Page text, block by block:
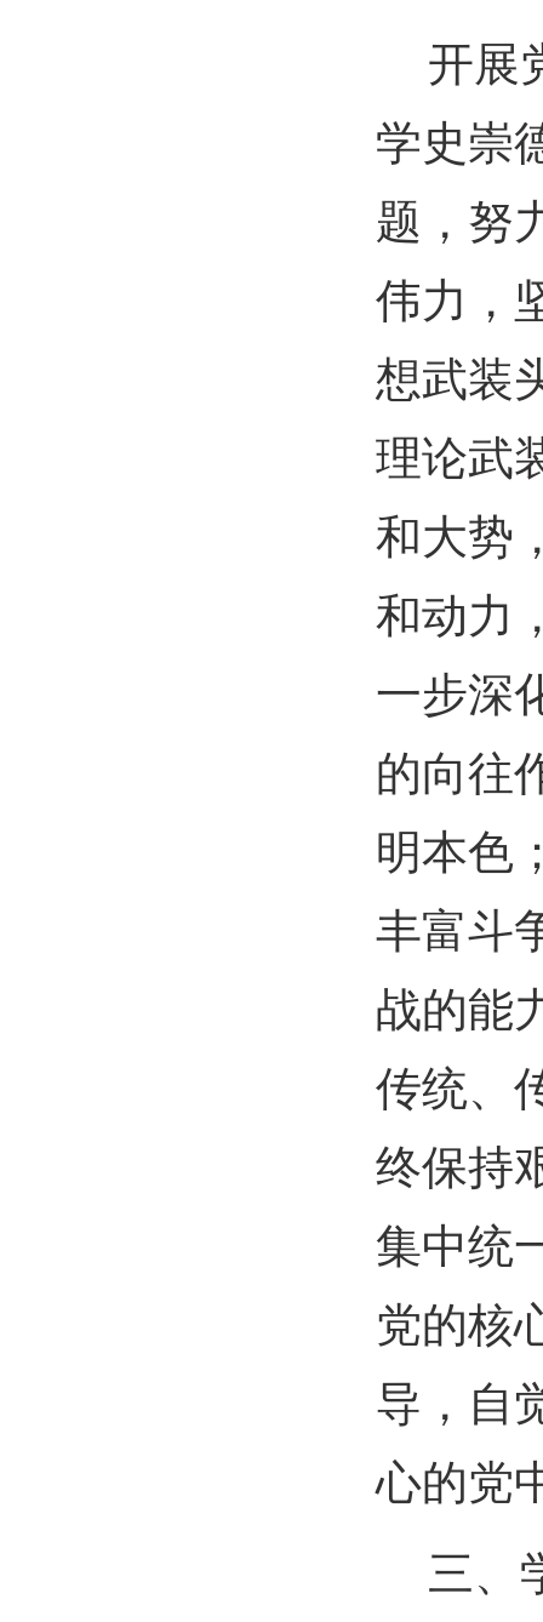
开展
学史崇
题，努
伟力，
想武装
理论武
和大势
和动力
一步深
的向往
明本色
丰富斗
战的能
传统、
终保持
集中统
党的核
导，自
心的党
三、